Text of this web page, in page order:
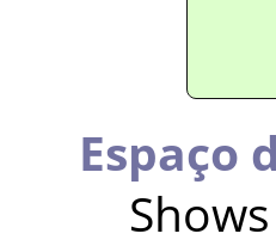
Espaço